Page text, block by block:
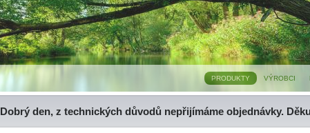
PRODUKTY VÝROBCI
Dobrý den, z technických důvodů nepřijímáme objednávky.